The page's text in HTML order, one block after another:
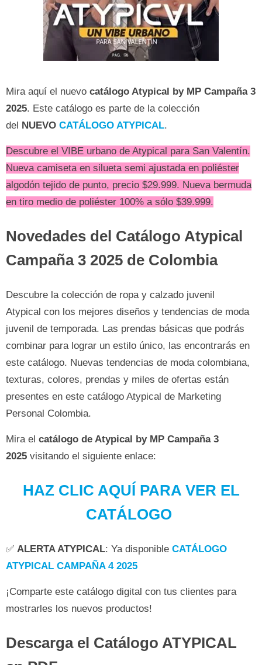
Mira aquí el nuevo catálogo Atypical by MP Campaña 3
2025. Este catálogo es parte de la colección
del NUEVO CATÁLOGO ATYPICAL.
Descubre el VIBE urbano de Atypical para San Valentín.
Nueva camiseta en silueta semi ajustada en poliéster
algodón tejido de punto, precio $29.999. Nueva bermuda
en tiro medio de poliéster 100% a sólo $39.999.
Novedades del Catálogo Atypical
Campaña 3 2025 de Colombia
Descubre la colección de ropa y calzado juvenil
Atypical con los mejores diseños y tendencias de moda
juvenil de temporada. Las prendas básicas que podrás
combinar para lograr un estilo único, las encontrarás en
este catálogo. Nuevas tendencias de moda colombiana,
texturas, colores, prendas y miles de ofertas están
presentes en este catálogo Atypical de Marketing
Personal Colombia.
Mira el catálogo de Atypical by MP Campaña 3
2025 visitando el siguiente enlace:
HAZ CLIC AQUÍ PARA VER EL
CATÁLOGO
✅ ALERTA ATYPICAL: Ya disponible CATÁLOGO
ATYPICAL CAMPAÑA 4 2025
¡Comparte este catálogo digital con tus clientes para
mostrarles los nuevos productos!
Descarga el Catálogo ATYPICAL